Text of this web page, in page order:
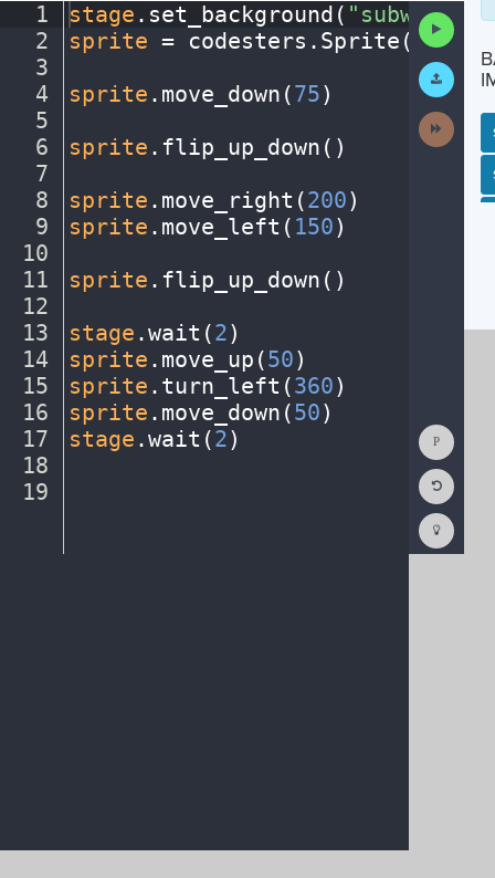
1
2
3
4
5
6
7
8
9
10
11
12
13
14
15
16
17
18
19
stage . set_background( "subway"
sprite = codesters . Sprite(
sprite . move_down(75)
sprite . flip_up_down()
sprite . move_right(200)
sprite . move_left( 150)
sprite . flip_up_down()
stage .wait(2)
sprite . move_up(50)
sprite . turn_left(360)
sprite . move_down(50)
stage .wait(2)
Code
Submit
Work
Activity
Code
How
To